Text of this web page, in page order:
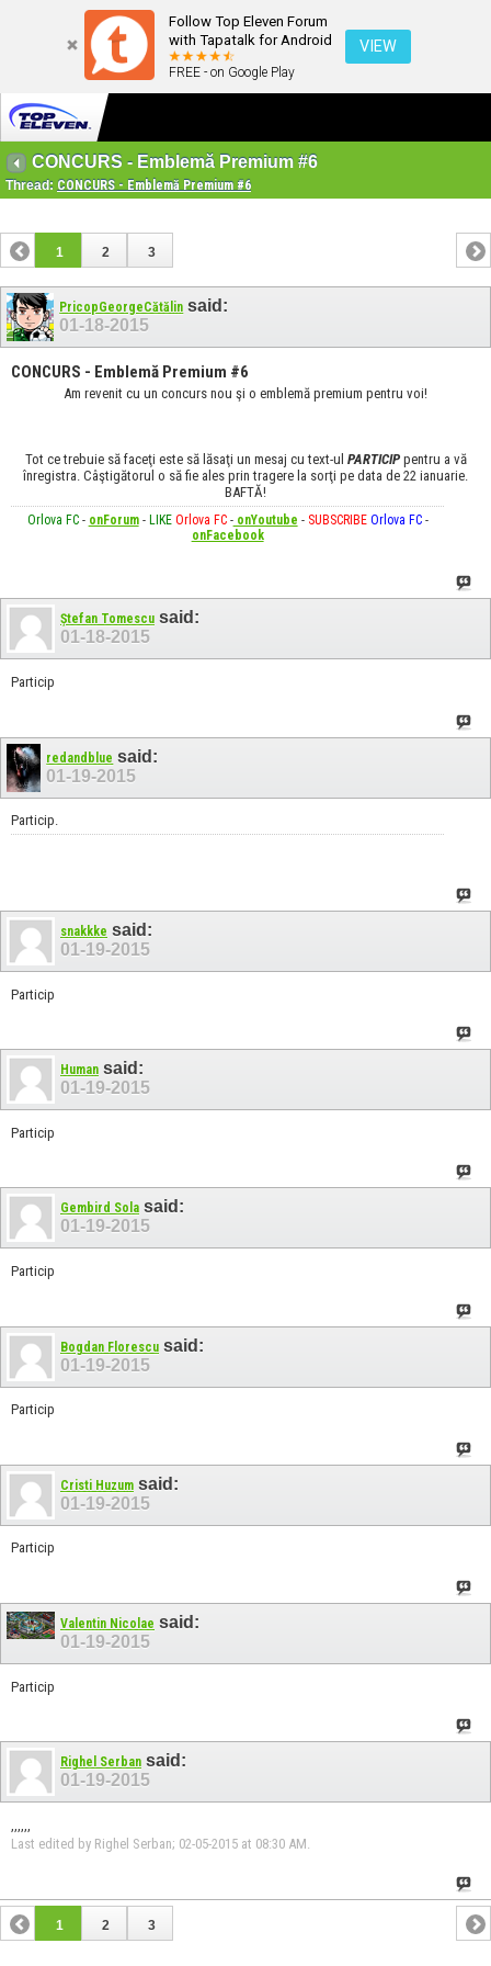
Follow Top Eleven Forum
with Tapatalk for Android
FREE - on Google Play
VIEW
CONCURS - Emblemă Premium #6
Thread: CONCURS - Emblemă Premium #6
1 2 3
PricopGeorgeCătălin said:
01-18-2015
CONCURS - Emblemă Premium #6
Am revenit cu un concurs nou şi o emblemă premium pentru voi!
Tot ce trebuie să faceţi este să lăsaţi un mesaj cu text-ul PARTICIPpentru a vă
înregistra. Câştigătorul o să fie ales prin tragere la sorţi pe data de 22 ianuarie.
BAFTĂ!
Orlova FC- onForum- LIKE Orlova FC-onYoutube - SUBSCRIBE Orlova FC-
onFacebook
Ștefan Tomescu said:
01-18-2015
Particip
redandblue said:
01-19-2015
Particip.
snakkke said:
01-19-2015
Particip
Human said:
01-19-2015
Particip
Gembird Sola said:
01-19-2015
Particip
Bogdan Florescu said:
01-19-2015
Particip
Cristi Huzum said:
01-19-2015
Particip
Valentin Nicolae said:
01-19-2015
Particip
Righel Serban said:
01-19-2015
Last edited by Righel Serban; 02-05-2015 at 08:30 AM.
1 2 3